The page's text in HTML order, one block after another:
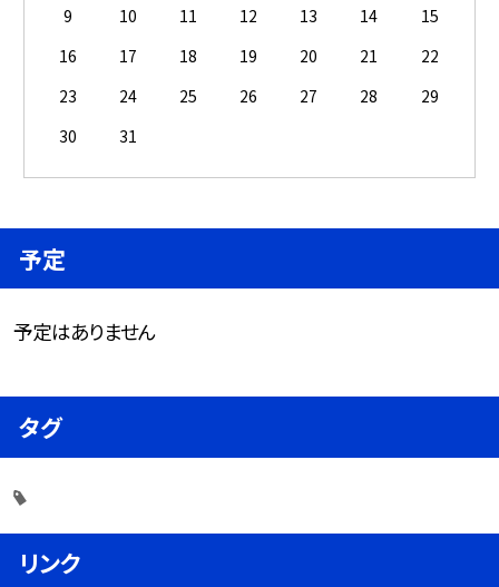
9
10 11 12 13 14
15
16
17 18 19 20 21
22
23
24 25 26 27 28
29
30
31
予定
予定はありません
タグ
リンク